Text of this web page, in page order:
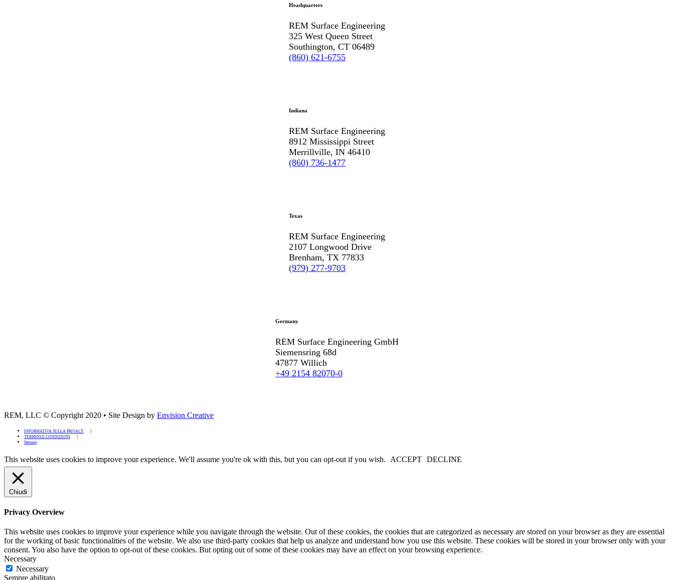
Headquarters
REM Surface Engineering
325 West Queen Street
Southington, CT 06489
(860) 621-6755
Indiana
REM Surface Engineering
8912 Mississippi Street
Merrillville, IN 46410
(860) 736-1477
Texas
REM Surface Engineering
2107 Longwood Drive
Brenham, TX 77833
(979) 277-9703
Germany
REM Surface Engineering GmbH
Siemensring 68d
47877 Willich
+49 2154 82070-0
REM, LLC © Copyright 2020 • Site Design by Envision Creative
INFORMATIVA SULLA PRIVACY
TERMINI E CONDIZIONI
Sitemap
This website uses cookies to improve your experience. We'll assume you're ok with this, but you can opt-out if you wish. ACCEPT DECLINE
Chiudi
Privacy Overview
This website uses cookies to improve your experience while you navigate through the website. Out of these cookies, the cookies that are categorized as necessary are stored on your browser as they are essential
for the working of basic functionalities of the website. We also use third-party cookies that help us analyze and understand how you use this website. These cookies will be stored in your browser only with your
consent. You also have the option to opt-out of these cookies. But opting out of some of these cookies may have an effect on your browsing experience.
Necessary
Necessary
Sempre abilitato